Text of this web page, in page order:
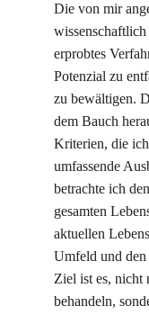
Die von mir
erprobtes
Potenzial zu
zu bewältigen.
dem Bauch
Kriterien, die
umfassende
betrachte ich
gesamten
aktuellen
Umfeld und den
Ziel ist es, nicht
behandeln,